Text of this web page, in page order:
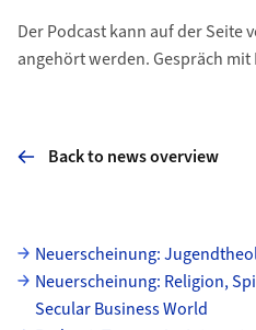
Der Podcast kann auf der Seite
angehört werden. Gespräch mit
Back to news overview
Subpages
Neuerscheinung:
Neuerscheinung: Religion,
Secular Business World